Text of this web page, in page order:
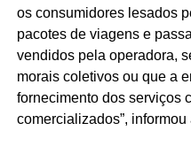
os consumidores lesados
pacotes de viagens e
vendidos pela operadora,
morais coletivos ou que a
fornecimento dos serviços
comercializados”, informou